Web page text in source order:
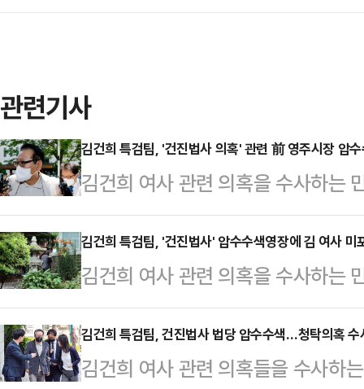
관련기사
김건희 특검팀, '건진법사 의혹' 관련 前 영주시장 압
김건희 여사 관련 의혹을 수사하는
의혹'과 관련해 박남서 전 영주시장
조계에 따르면 특검팀은 지난 15일
해 휴대전화 1대를 확보했다. 특검
차를 밟을 예정이다.박 전 시장은
거를 앞두고 사업가 김모씨로부터
중 한 명이다.김씨는 2022년 3∼4
김건희 특검팀, '건진법사' 압수수색영장에 김 여사 미
김건희 여사 관련 의혹을 수사하는
혹' 수사와 관련해 '건진법사' 전성
색영장에 김 여사는 피의자로 적시
등에 따르면 김건희 특검팀은 이날
김건희 특검팀, 건진법사 법당 압수수색…청탁의혹 수
김건희 여사 관련 의혹들을 수사하